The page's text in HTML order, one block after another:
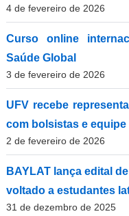
4 de fevereiro de 2026
Curso online
Saúde Global
3 de fevereiro de 2026
UFV recebe
com bolsistas e equipe
2 de fevereiro de 2026
BAYLAT lança edital
voltado a estudantes
31 de dezembro de 2025